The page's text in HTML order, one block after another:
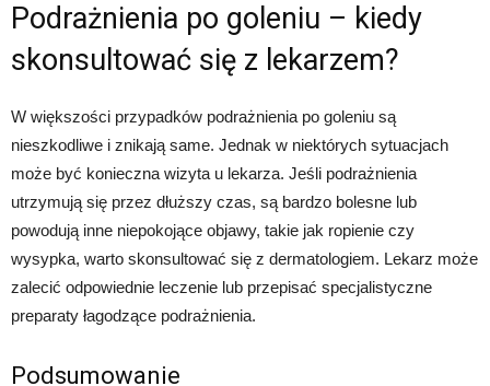
Podrażnienia po goleniu – kiedy
skonsultować się z lekarzem?
W większości przypadków podrażnienia po goleniu są
nieszkodliwe i znikają same. Jednak w niektórych sytuacjach
może być konieczna wizyta u lekarza. Jeśli podrażnienia
utrzymują się przez dłuższy czas, są bardzo bolesne lub
powodują inne niepokojące objawy, takie jak ropienie czy
wysypka, warto skonsultować się z dermatologiem. Lekarz może
zalecić odpowiednie leczenie lub przepisać specjalistyczne
preparaty łagodzące podrażnienia.
Podsumowanie